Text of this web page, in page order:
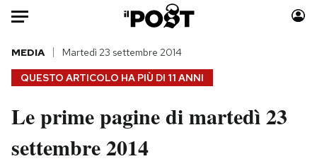
Auto
HOME
Italia
Politica
Moda
QUESTO ARTICOLO HA PIÙ DI 11 ANNI
MEDIA Martedì 23 settembre 2014
Le prime pagine di martedì 23
settembre 2014